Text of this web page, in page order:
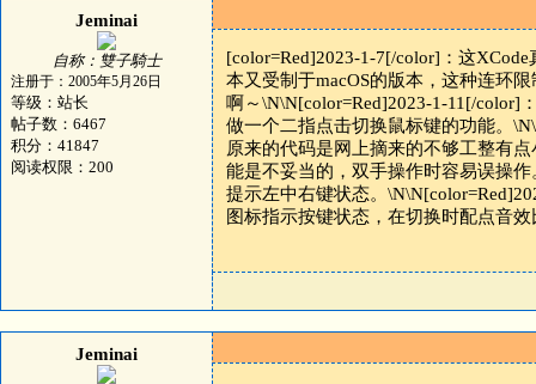
Jeminai
自称：雙子騎士
注册于：2005年5月26日
等级：站长
帖子数：6467
积分：41847
阅读权限：200
[color=Red]2023-1-7[/color]：这
本又受制于macOS的版本，这种连环
啊～\N\N[color=Red]2023-1-11[/color]
做一个二指点击切换鼠标键的功能。
原来的代码是网上摘来的不够工整有
能是不妥当的，双手操作时容易误操
提示左中右键状态。
图标指示按键状态，在切换时配点音
Jeminai